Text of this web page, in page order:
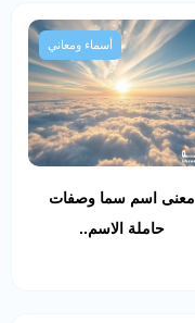
أسماء ومعاني
معنى اسم سما وصفات
حاملة الاسم..